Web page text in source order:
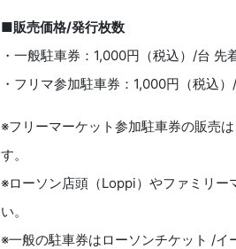
■販売価格/発行枚数
・一般駐車券：1,000円（税込）/台 先
・フリマ参加駐車券：1,000円（税込
※フリーマーケット参加駐車券の販売
す。
※ローソン店頭（Loppi）やファミリー
い。
※一般の駐車券はローソンチケット /イ